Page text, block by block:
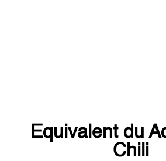
Equivalent du
Chili